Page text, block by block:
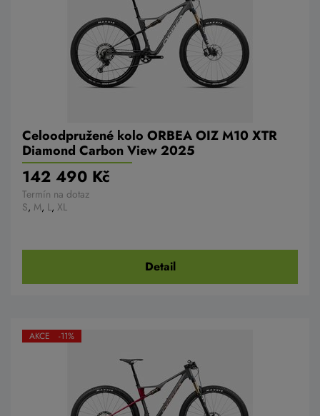
Celoodpružené kolo ORBEA OIZ M10 XTR
Diamond Carbon View 2025
142 490 Kč
Termín na dotaz
S, M, L, XL
Detail
AKCE -11%